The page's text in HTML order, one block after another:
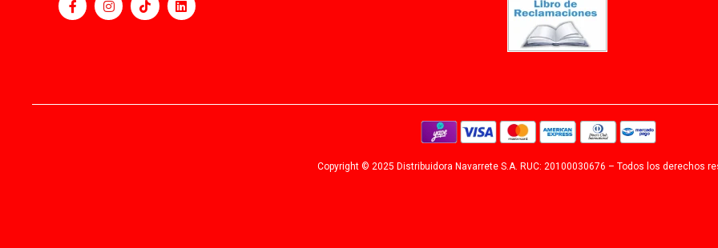
Copyright © 2025 Distribuidora Navarrete S.A. RUC: 20100030676 – Todos los derechos